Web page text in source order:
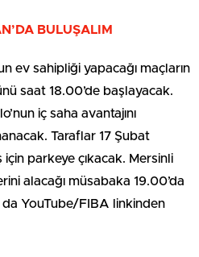
BULUŞALIM
ev sahipliği yapacağı maçların
saat 18.00’de başlayacak.
iç saha avantajını
Taraflar 17 Şubat
parkeye çıkacak. Mersinli
alacağı müsabaka 19.00’da
da YouTube/FIBA linkinden